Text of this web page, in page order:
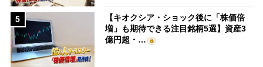
5
【キオクシア・ショック後に「株価倍
増」も期待できる注目銘柄5選】資産3
億円超・…